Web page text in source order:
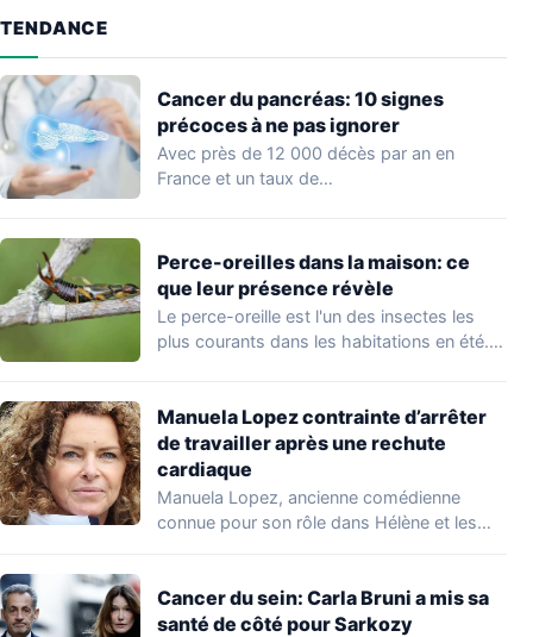
TENDANCE
Cancer du pancréas: 10 signes
précoces à ne pas ignorer
Avec près de 12 000 décès par an en
France et un taux de…
Perce-oreilles dans la maison: ce
que leur présence révèle
Le perce-oreille est l'un des insectes les
plus courants dans les habitations en été.…
Manuela Lopez contrainte d’arrêter
de travailler après une rechute
cardiaque
Manuela Lopez, ancienne comédienne
connue pour son rôle dans Hélène et les
Cancer du sein: Carla Bruni a mis sa
santé de côté pour Sarkozy